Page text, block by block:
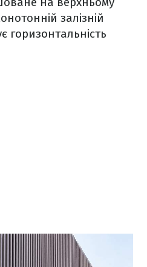
залізній
горизонтальність